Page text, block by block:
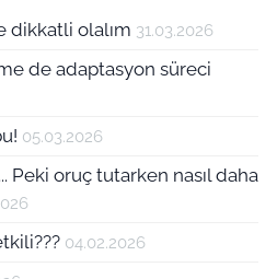
dikkatli olalım 31.03.2026
de adaptasyon süreci
05.03.2026
Peki oruç tutarken nasıl daha
04.02.2026